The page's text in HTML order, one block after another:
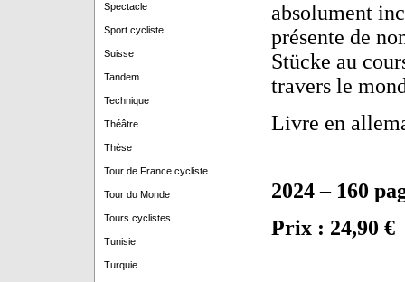
Spectacle
Sport cycliste
Suisse
Tandem
Technique
Théâtre
Thèse
Tour de France cycliste
Tour du Monde
Tours cyclistes
Tunisie
Turquie
absolument
présente de
Stücke au
travers le
Livre en
2024– 160
Prix : 24,90 €